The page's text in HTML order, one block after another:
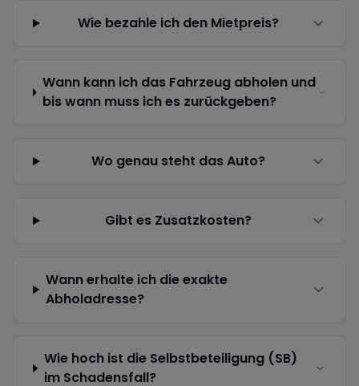
Wie bezahle ich den Mietpreis?
Wann kann ich das Fahrzeug abholen und
bis wann muss ich es zurückgeben?
Wo genau steht das Auto?
Gibt es Zusatzkosten?
Wann erhalte ich die exakte
Abholadresse?
Wie hoch ist die Selbstbeteiligung (SB)
im Schadensfall?